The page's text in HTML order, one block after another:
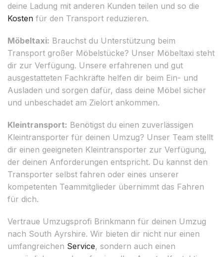
deine Ladung mit anderen Kunden teilen und so die
Kosten für den Transport reduzieren.
Möbeltaxi: Brauchst du Unterstützung beim
Transport großer Möbelstücke? Unser Möbeltaxi steht
dir zur Verfügung. Unsere erfahrenen und gut
ausgestatteten Fachkräfte helfen dir beim Ein- und
Ausladen und sorgen dafür, dass deine Möbel sicher
und unbeschadet am Zielort ankommen.
Kleintransport: Benötigst du einen zuverlässigen
Kleintransporter für deinen Umzug? Unser Team stellt
dir einen geeigneten Kleintransporter zur Verfügung,
der deinen Anforderungen entspricht. Du kannst den
Transporter selbst fahren oder eines unserer
kompetenten Teammitglieder übernimmt das Fahren
für dich.
Vertraue Umzugsprofi Brinkmann für deinen Umzug
nach South Ayrshire. Wir bieten dir nicht nur einen
umfangreichen Service, sondern auch einen